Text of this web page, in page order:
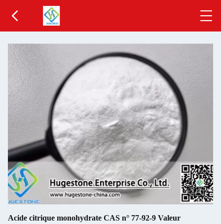
2/4
Acide citrique monohydrate CAS n° 77-92-9 Valeur